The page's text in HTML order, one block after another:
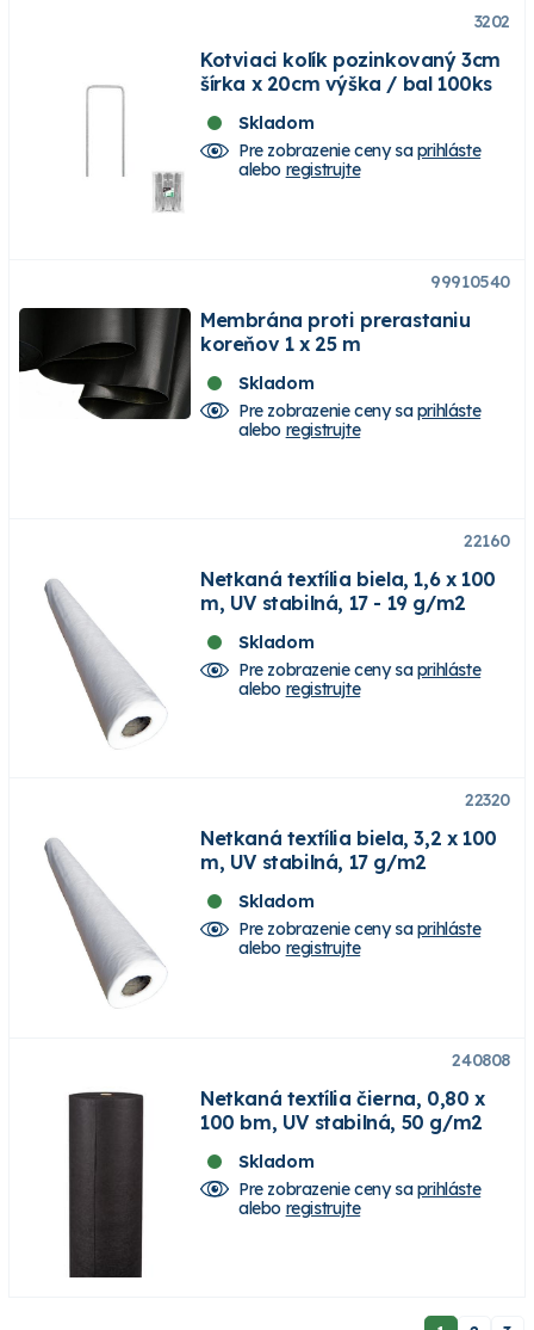
3202
Kotviaci kolík pozinkovaný 3cm
šírka x 20cm výška / bal 100ks
Skladom
Pre zobrazenie ceny saprihláste
alebo registrujte
99910540
Membrána proti prerastaniu
koreňov 1 x 25 m
Skladom
Pre zobrazenie ceny saprihláste
alebo registrujte
22160
Netkaná textília biela, 1,6 x 100
m, UV stabilná, 17 - 19 g/m2
Skladom
Pre zobrazenie ceny saprihláste
alebo registrujte
22320
Netkaná textília biela, 3,2 x 100
m, UV stabilná, 17 g/m2
Skladom
Pre zobrazenie ceny saprihláste
alebo registrujte
240808
Netkaná textília čierna, 0,80 x
100 bm, UV stabilná, 50 g/m2
Skladom
Pre zobrazenie ceny saprihláste
alebo registrujte